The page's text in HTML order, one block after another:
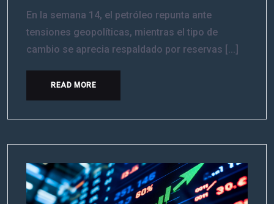
En la semana 14, el petróleo repunta ante
tensiones geopolíticas, mientras el tipo de
cambio se aprecia respaldado por reservas [...]
READ MORE